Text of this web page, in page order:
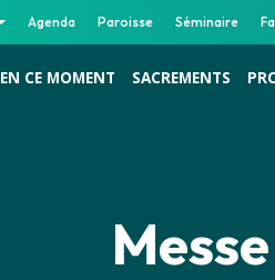
Agenda Paroisse Séminaire
EN CE MOMENT SACREMENTS